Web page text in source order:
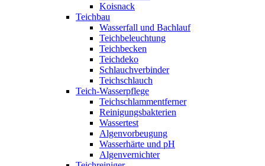
Koisnack
Teichbau
Wasserfall und Bachlauf
Teichbeleuchtung
Teichbecken
Teichdeko
Schlauchverbinder
Teichschlauch
Teich-Wasserpflege
Teichschlammentferner
Reinigungsbakterien
Wassertest
Algenvorbeugung
Wasserhärte und pH
Algenvernichter